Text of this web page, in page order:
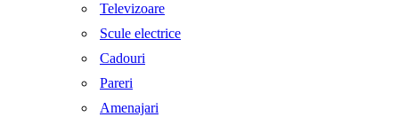
Televizoare
Scule electrice
Cadouri
Pareri
Amenajari